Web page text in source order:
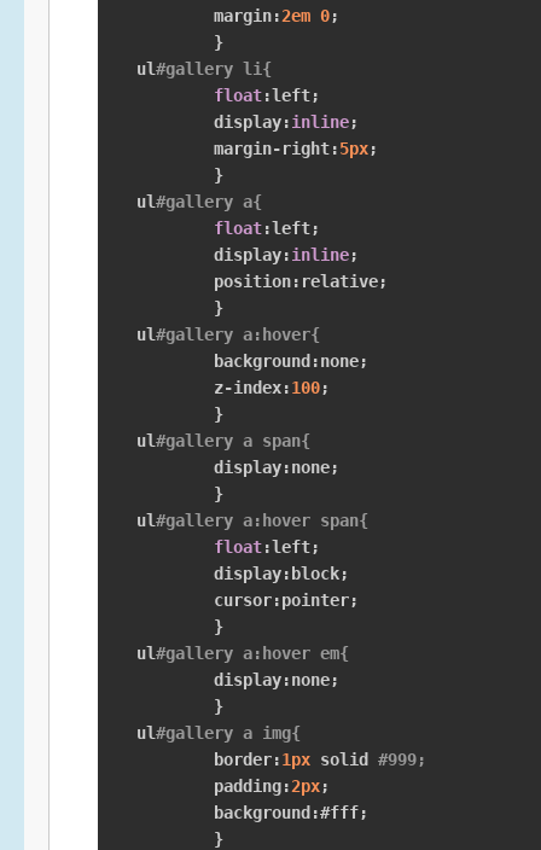
	margin
:2em 0;
}
ul#gallery li{
float:left;
	display
:inline;
	margin
-right:5px;
}
ul#gallery a{
float:left;
	display
:inline;
	position
: relative;
}
ul#gallery a:hover{
	background
:none;
	z
-index:100;
}
ul#gallery a span{
	display
:none;
}
ul#gallery a:hover span{
float:left;
	display
: block;
	cursor
:pointer;
}
ul#gallery a:hover em{
	display
:none;
}
ul#gallery a img{
	border
:1px solid #999;
	padding
:2px;
	background
:#fff;
}